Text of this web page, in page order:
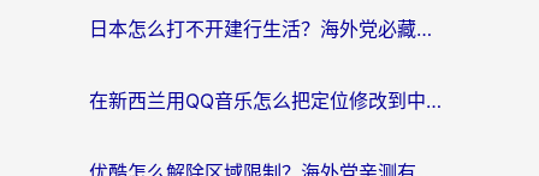
日本怎么打不开建行生活？海外党必藏的回国加速指南（含丹麦国外影音问题破解）
在新西兰用QQ音乐怎么把定位修改到中国国内？海外党听歌追剧的实用指南